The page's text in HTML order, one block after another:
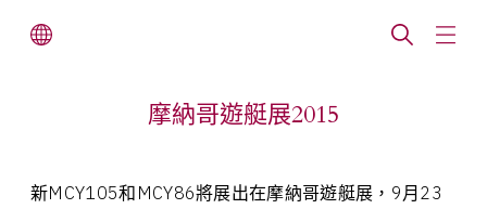
摩納哥遊艇展2015
新MCY105和MCY86將展出在摩納哥遊艇展，9月23